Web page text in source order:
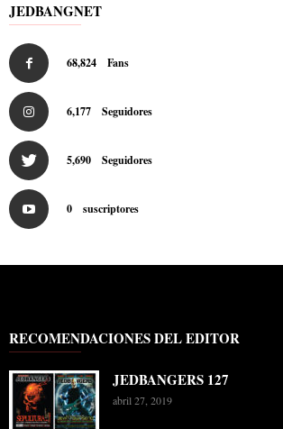
JEDBANGNET
68,824 Fans
6,177 Seguidores
5,690 Seguidores
0 suscriptores
RECOMENDACIONES DEL EDITOR
JEDBANGERS 127
abril 27, 2019